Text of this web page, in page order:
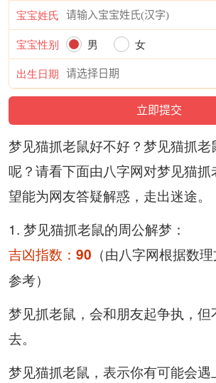
宝宝姓氏
宝宝性别
男
女
出生日期
梦见猫抓老鼠好不好？梦见猫抓老
呢？请看下面由八字网对梦见猫
望能为网友答疑解惑，走出迷途。
1. 梦见猫抓老鼠的周公解梦：
吉凶指数： 90 （由八字网根据数
参考）
梦见抓老鼠，会和朋友起争执，
去。
梦见猫抓老鼠，表示你有可能会遇